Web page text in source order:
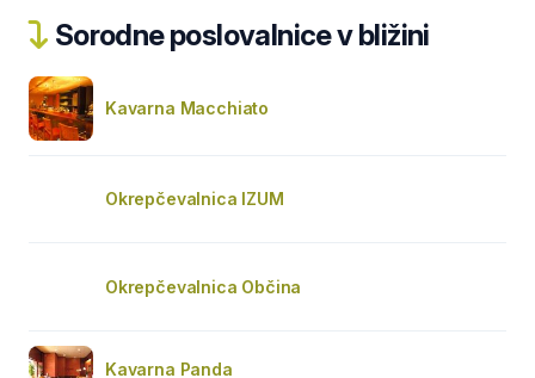
Sorodne poslovalnice v bližini
Kavarna Macchiato
Okrepčevalnica IZUM
Okrepčevalnica Občina
Kavarna Panda